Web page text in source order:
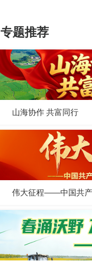
专题推荐
山海协作 共富同行
伟大征程——中国共